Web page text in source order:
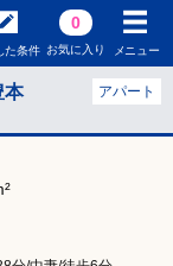
た条件
0
お気に入り メニュー
アパート